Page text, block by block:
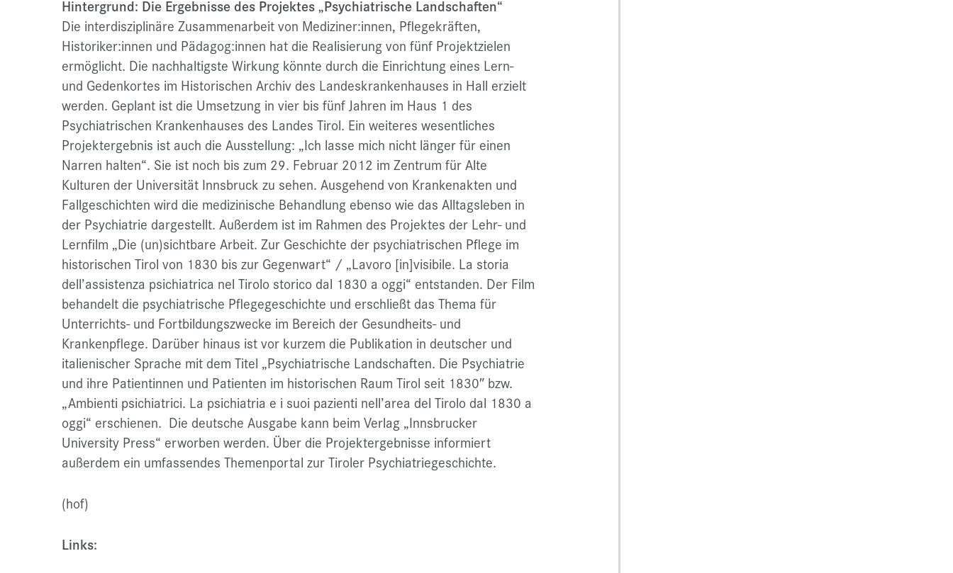
Hintergrund: Die Ergebnisse des Projektes „Psychiatrische Landschaften“
Die interdisziplinäre Zusammenarbeit von Mediziner:innen, Pflegekräften,
Historiker:innen und Pädagog:innen hat die Realisierung von fünf Projektzielen
ermöglicht. Die nachhaltigste Wirkung könnte durch die Einrichtung eines Lern-
und Gedenkortes im Historischen Archiv des Landeskrankenhauses in Hall erzielt
werden. Geplant ist die Umsetzung in vier bis fünf Jahren im Haus 1 des
Psychiatrischen Krankenhauses des Landes Tirol. Ein weiteres wesentliches
Projektergebnis ist auch die Ausstellung: „Ich lasse mich nicht länger für einen
Narren halten“. Sie ist noch bis zum 29. Februar 2012 im Zentrum für Alte
Kulturen der Universität Innsbruck zu sehen. Ausgehend von Krankenakten und
Fallgeschichten wird die medizinische Behandlung ebenso wie das Alltagsleben in
der Psychiatrie dargestellt. Außerdem ist im Rahmen des Projektes der Lehr- und
Lernfilm „Die (un)sichtbare Arbeit. Zur Geschichte der psychiatrischen Pflege im
historischen Tirol von 1830 bis zur Gegenwart“ / „Lavoro [in]visibile. La storia
dell’assistenza psichiatrica nel Tirolo storico dal 1830 a oggi“ entstanden. Der Film
behandelt die psychiatrische Pflegegeschichte und erschließt das Thema für
Unterrichts- und Fortbildungszwecke im Bereich der Gesundheits- und
Krankenpflege. Darüber hinaus ist vor kurzem die Publikation in deutscher und
italienischer Sprache mit dem Titel „Psychiatrische Landschaften. Die Psychiatrie
und ihre Patientinnen und Patienten im historischen Raum Tirol seit 1830″ bzw.
„Ambienti psichiatrici. La psichiatria e i suoi pazienti nell’area del Tirolo dal 1830 a
oggi“ erschienen. Die deutsche Ausgabe kann beim Verlag „Innsbrucker
University Press“ erworben werden. Über die Projektergebnisse informiert
außerdem ein umfassendes Themenportal zur Tiroler Psychiatriegeschichte.
(hof)
Links: